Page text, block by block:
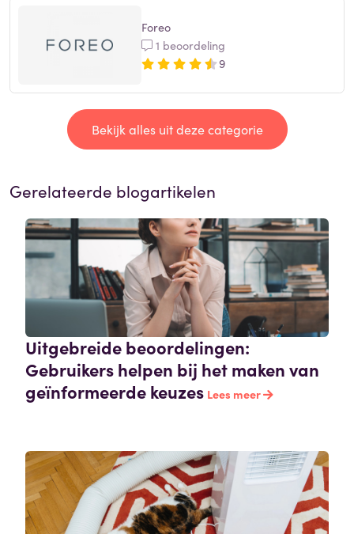
Foreo
1 beoordeling
9
Bekijk alles uit deze categorie
Gerelateerde blogartikelen
Uitgebreide beoordelingen:
Gebruikers helpen bij het maken van
geïnformeerde keuzes Lees meer